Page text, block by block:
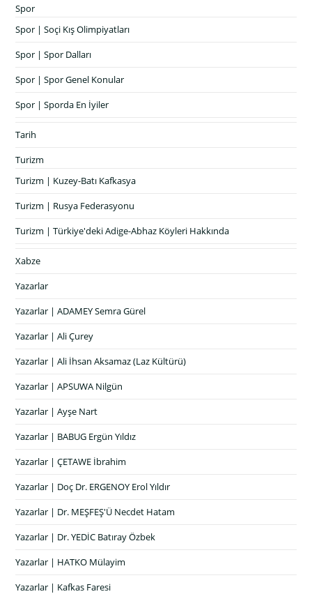
Spor
Spor | Soçi Kış Olimpiyatları
Spor | Spor Dalları
Spor | Spor Genel Konular
Spor | Sporda En İyiler
Tarih
Turizm
Turizm | Kuzey-Batı Kafkasya
Turizm | Rusya Federasyonu
Turizm | Türkiye'deki Adige-Abhaz Köyleri Hakkında
Xabze
Yazarlar
Yazarlar | ADAMEY Semra Gürel
Yazarlar | Ali Çurey
Yazarlar | Ali İhsan Aksamaz (Laz Kültürü)
Yazarlar | APSUWA Nilgün
Yazarlar | Ayşe Nart
Yazarlar | BABUG Ergün Yıldız
Yazarlar | ÇETAWE İbrahim
Yazarlar | Doç Dr. ERGENOY Erol Yıldır
Yazarlar | Dr. MEŞFEŞ'Ü Necdet Hatam
Yazarlar | Dr. YEDİC Batıray Özbek
Yazarlar | HATKO Mülayim
Yazarlar | Kafkas Faresi